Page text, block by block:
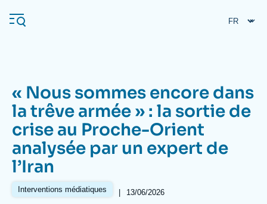
au
contenu
Navigation
principale
L'Ifri
Analyses
À propos de l'Ifri Recherches fréquentes
« Nous sommes encore dans
la trêve armée » : la sortie de
crise au Proche-Orient
analysée par un expert de
l’Iran
Interventions médiatiques | 13/06/2026